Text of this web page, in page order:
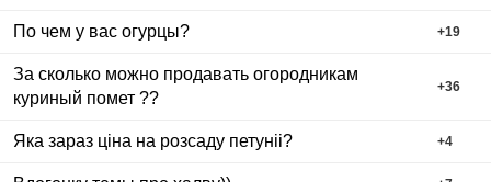
По чем у вас огурцы? +19
За сколько можно продавать огородникам
куриный помет ??
+36
Яка зараз ціна на розсаду петуніі? +4